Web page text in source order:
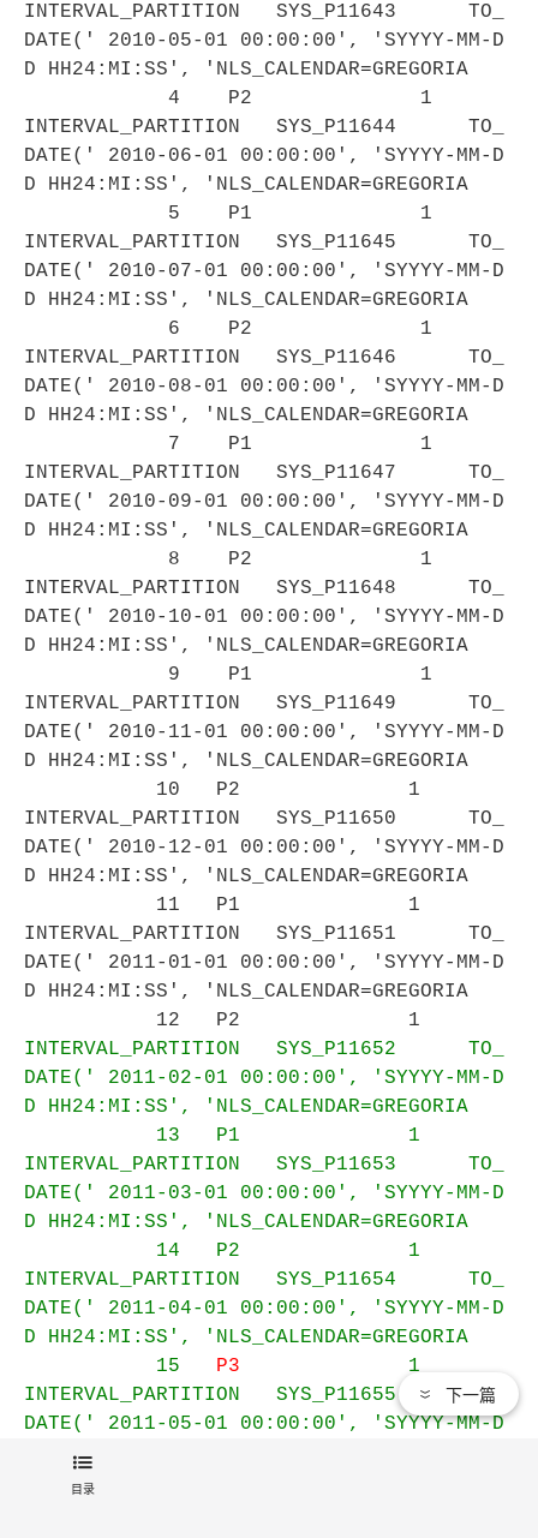
INTERVAL_PARTITION SYS_P11643 TO_
DATE(' 2010-05-01 00:00:00', 'SYYYY-MM-D
D HH24:MI:SS', 'NLS_CALENDAR=GREGORIA
4 P2 1
INTERVAL_PARTITION SYS_P11644 TO_
DATE(' 2010-06-01 00:00:00', 'SYYYY-MM-D
D HH24:MI:SS', 'NLS_CALENDAR=GREGORIA
5 P1 1
INTERVAL_PARTITION SYS_P11645 TO_
DATE(' 2010-07-01 00:00:00', 'SYYYY-MM-D
D HH24:MI:SS', 'NLS_CALENDAR=GREGORIA
6 P2 1
INTERVAL_PARTITION SYS_P11646 TO_
DATE(' 2010-08-01 00:00:00', 'SYYYY-MM-D
D HH24:MI:SS', 'NLS_CALENDAR=GREGORIA
7 P1 1
INTERVAL_PARTITION SYS_P11647 TO_
DATE(' 2010-09-01 00:00:00', 'SYYYY-MM-D
D HH24:MI:SS', 'NLS_CALENDAR=GREGORIA
8 P2 1
INTERVAL_PARTITION SYS_P11648 TO_
DATE(' 2010-10-01 00:00:00', 'SYYYY-MM-D
D HH24:MI:SS', 'NLS_CALENDAR=GREGORIA
9 P1 1
INTERVAL_PARTITION SYS_P11649 TO_
DATE(' 2010-11-01 00:00:00', 'SYYYY-MM-D
D HH24:MI:SS', 'NLS_CALENDAR=GREGORIA
10 P2 1
INTERVAL_PARTITION SYS_P11650 TO_
DATE(' 2010-12-01 00:00:00', 'SYYYY-MM-D
D HH24:MI:SS', 'NLS_CALENDAR=GREGORIA
11 P1 1
INTERVAL_PARTITION SYS_P11651 TO_
DATE(' 2011-01-01 00:00:00', 'SYYYY-MM-D
D HH24:MI:SS', 'NLS_CALENDAR=GREGORIA
12 P2 1
INTERVAL_PARTITION SYS_P11652 TO_
DATE(' 2011-02-01 00:00:00', 'SYYYY-MM-D
D HH24:MI:SS', 'NLS_CALENDAR=GREGORIA
13 P1 1
INTERVAL_PARTITION SYS_P11653 TO_
DATE(' 2011-03-01 00:00:00', 'SYYYY-MM-D
D HH24:MI:SS', 'NLS_CALENDAR=GREGORIA
14 P2 1
INTERVAL_PARTITION SYS_P11654 TO_
DATE(' 2011-04-01 00:00:00', 'SYYYY-MM-D
D HH24:MI:SS', 'NLS_CALENDAR=GREGORIA
15 P3 1
INTERVAL_PARTITION SYS_P11655 TO_
DATE(' 2011-05-01 00:00:00', 'SYYYY-MM-D
D HH24:MI:SS', 'NLS_CALENDAR=GREGORIA
16 P1 1
目录
下一篇